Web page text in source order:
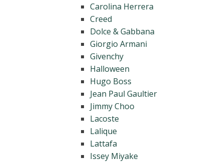
Carolina Herrera
Creed
Dolce & Gabbana
Giorgio Armani
Givenchy
Halloween
Hugo Boss
Jean Paul Gaultier
Jimmy Choo
Lacoste
Lalique
Lattafa
Issey Miyake